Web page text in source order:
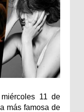
11 de
más famosa de